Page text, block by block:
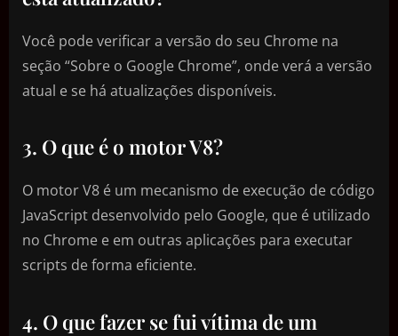
Você pode verificar a versão do seu Chrome na
seção “Sobre o Google Chrome”, onde verá a versão
atual e se há atualizações disponíveis.
3. O que é o motor V8?
O motor V8 é um mecanismo de execução de código
JavaScript desenvolvido pelo Google, que é utilizado
no Chrome e em outras aplicações para executar
scripts de forma eficiente.
4. O que fazer se fui vítima de um